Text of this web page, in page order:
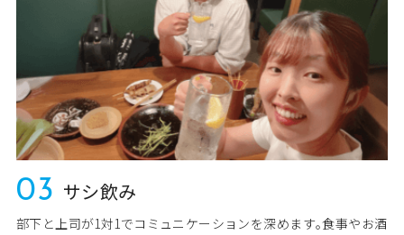
03 サシ飲み
部下と上司が1対1でコミュニケーションを深めます｡食事やお酒